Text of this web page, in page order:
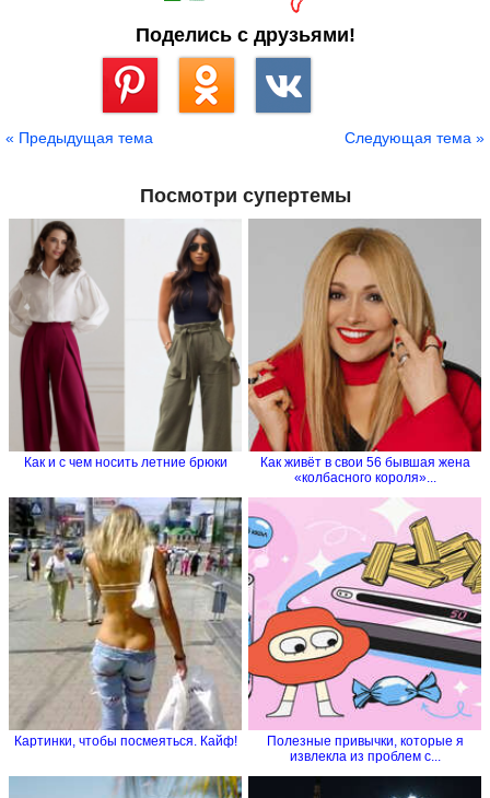
Поделись с друзьями!
« Предыдущая тема Следующая тема »
Посмотри супертемы
Как и с чем носить летние брюки
Как живёт в свои 56 бывшая жена
«колбасного короля»...
Картинки, чтобы посмеяться. Кайф!
Полезные привычки, которые я
извлекла из проблем с...